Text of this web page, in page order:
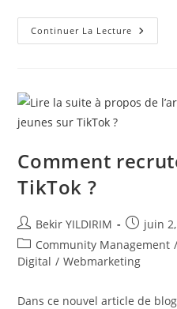
Continuer La Lecture
Actions
Naturel
De
Comment
TikTok ?
Auteur/autrice
de
la
publication :
Bekir YILDIRIM
publiée :
juin
Post
category:
Community Management /
Digital / Webmarketing
Dans ce nouvel article de